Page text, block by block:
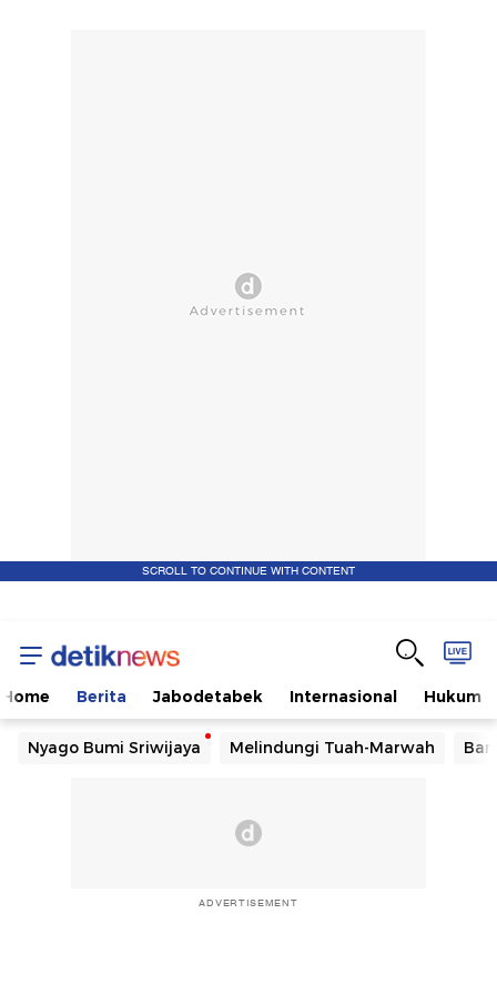
SCROLL TO CONTINUE WITH CONTENT
Home Berita Jabodetabek Internasional Hukum
Nyago Bumi Sriwijaya Melindungi Tuah-Marwah
ADVERTISEMENT